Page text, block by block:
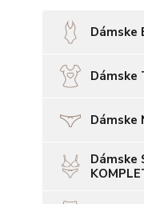
Dámske
Dámske
Dámske
Dámske